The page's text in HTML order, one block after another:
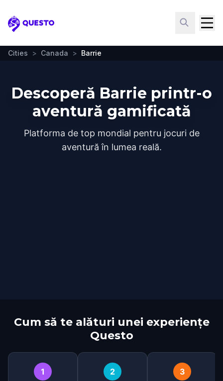
Questo
Cities > Canada > Barrie
Descoperă Barrie printr-o
aventură gamificată
Platforma de top mondial pentru jocuri de
aventură în lumea reală.
Cum să te alături unei experiențe
Questo
1 2 3